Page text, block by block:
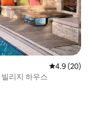
평점 4.9점(5
4.9 (20)
리지 하우스